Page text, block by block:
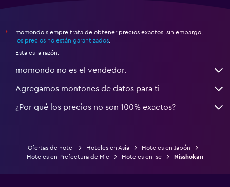
*
momondo siempre trata de obtener precios exactos, sin embargo,
los precios no están garantizados
Esta es la razón:
momondo no es el vendedor.
Agregamos montones de datos para ti
¿Por qué los precios no son 100% exactos?
Ofertas de hotel Hoteles en Asia
Hoteles en Japón
Hoteles en Prefectura de Mie
Hoteles en Ise Nisshokan